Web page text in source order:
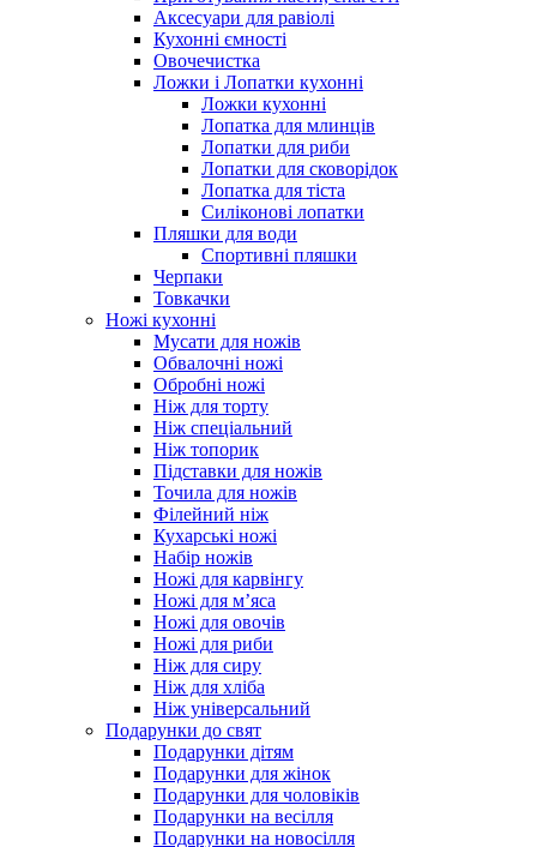
Аксесуари для равіолі
Кухонні ємності
Овочечистка
Ложки і Лопатки кухонні
Ложки кухонні
Лопатка для млинців
Лопатки для риби
Лопатки для сковорідок
Лопатка для тіста
Силіконові лопатки
Пляшки для води
Спортивні пляшки
Черпаки
Товкачки
Ножі кухонні
Мусати для ножів
Обвалочні ножі
Обробні ножі
Ніж для торту
Ніж спеціальний
Ніж топорик
Підставки для ножів
Точила для ножів
Філейний ніж
Кухарські ножі
Набір ножів
Ножі для карвінгу
Ножі для м’яса
Ножі для овочів
Ножі для риби
Ніж для сиру
Ніж для хліба
Ніж універсальний
Подарунки до свят
Подарунки дітям
Подарунки для жінок
Подарунки для чоловіків
Подарунки на весілля
Подарунки на новосілля